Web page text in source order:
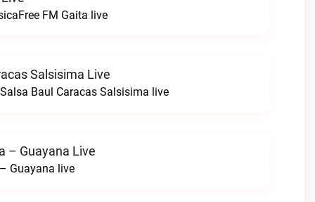
FM Gaita live
Salsisima Live
Baul Caracas Salsisima live
– Guayana Live
Guayana live